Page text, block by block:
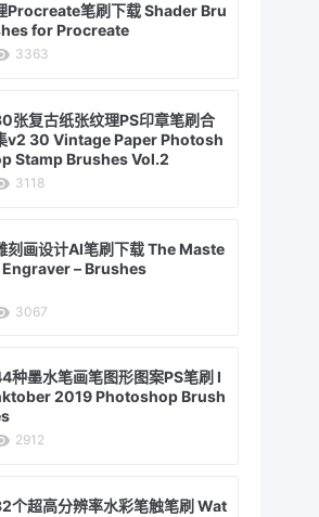
Procreate笔刷下载 Shader Bru
for Procreate
3363
张复古纸张纹理PS印章笔刷合
v2 30 Vintage Paper Photosh
Stamp Brushes Vol.2
3118
刻画设计AI笔刷下载 The Maste
– Brushes
3067
种墨水笔画笔图形图案PS笔刷 I
2019 Photoshop Brush
2912
个超高分辨率水彩笔触笔刷 Wat